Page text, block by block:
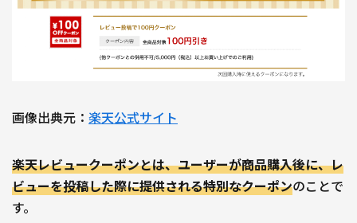
画像出典元： 楽天公式サイト
楽天レビュークーポンとは、ユーザーが商品購入後に、レ
ビューを投稿した際に提供される特別なクーポンのことで
す。